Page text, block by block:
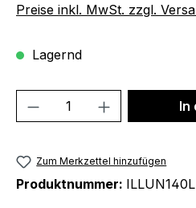
Preise inkl. MwSt. zzgl.
Lagernd
Produkt Anzahl: In
Zum Merkzettel hinzufügen
Produktnummer: